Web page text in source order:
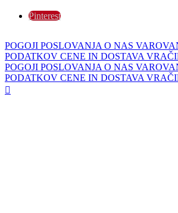
Pinterest
POGOJI POSLOVANJA O NAS
PODATKOV CENE IN DOSTAVA
POGOJI POSLOVANJA O NAS
PODATKOV CENE IN DOSTAVA
